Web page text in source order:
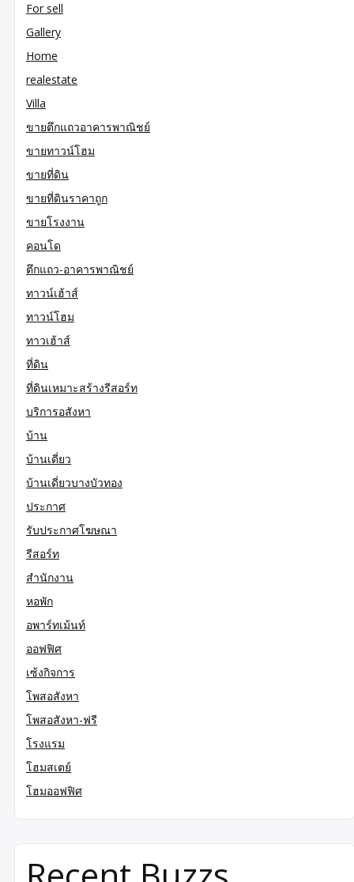
For sell
Gallery
Home
realestate
Villa
ขายตึกแถวอาคารพาณิชย์
ขายทาวน์โฮม
ขายที่ดิน
ขายที่ดินราคาถูก
ขายโรงงาน
คอนโด
ตึกแถว-อาคารพาณิชย์
ทาวน์เฮ้าส์
ทาวน์โฮม
ทาวเฮ้าส์
ที่ดิน
ที่ดินเหมาะสร้างรีสอร์ท
บริการอสังหา
บ้าน
บ้านเดี่ยว
บ้านเดี่ยวบางบัวทอง
ประกาศ
รับประกาศโฆษณา
รีสอร์ท
สำนักงาน
หอพัก
อพาร์ทเม้นท์
ออฟฟิศ
เซ้งกิจการ
โพสอสังหา
โพสอสังหา-ฟรี
โรงแรม
โฮมสเตย์
โฮมออฟฟิศ